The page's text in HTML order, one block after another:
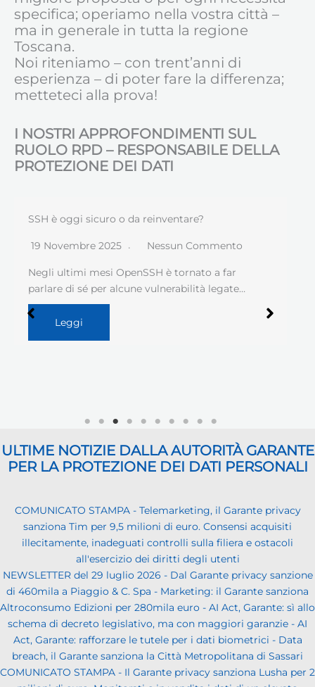
specifica; operiamo nella vostra città –
ma in generale in tutta la regione
Toscana.
Noi riteniamo – con trent’anni di
esperienza – di poter fare la differenza;
metteteci alla prova!
I NOSTRI APPROFONDIMENTI SUL
RUOLO RPD – RESPONSABILE DELLA
PROTEZIONE DEI DATI
SSH è oggi sicuro o da reinventare?
19 Novembre 2025 Nessun Commento
Negli ultimi mesi OpenSSH è tornato a far
parlare di sé per alcune vulnerabilità legate…
Leggi
ULTIME NOTIZIE DALLA AUTORITÀ GARANTE
PER LA PROTEZIONE DEI DATI PERSONALI
COMUNICATO STAMPA - Telemarketing, il Garante privacy
sanziona Tim per 9,5 milioni di euro. Consensi acquisiti
illecitamente, inadeguati controlli sulla filiera e ostacoli
all'esercizio dei diritti degli utenti
NEWSLETTER del 29 luglio 2026 - Dal Garante privacy sanzione
di 460mila a Piaggio & C. Spa - Marketing: il Garante sanziona
Altroconsumo Edizioni per 280mila euro - AI Act, Garante: sì allo
schema di decreto legislativo, ma con maggiori garanzie - AI
Act, Garante: rafforzare le tutele per i dati biometrici - Data
breach, il Garante sanziona la Città Metropolitana di Sassari
COMUNICATO STAMPA - Il Garante privacy sanziona Lusha per 2